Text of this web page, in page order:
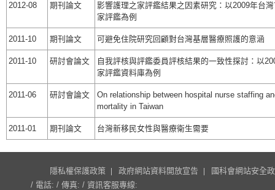
2012-08 期刊論文
影響護理之家評鑑結果之因素研究：以2009年台
家評鑑為例
2011-10 期刊論文 可避免住院研究回顧對台灣基層醫療照護的意涵
2011-10 研討會論文
自我評核與評鑑委員評核結果的一致性探討：以
家評鑑資料庫為例
2011-06 研討會論文
On relationship between hospital nurse staffing
mortality in Taiwan
2011-01 期刊論文 台灣新移民女性與醫療衛生需要
隱私權保護政策 政府網站資料開放宣告
國科會網站安全
/ 電話: / 傳真: / 資訊客服專線: